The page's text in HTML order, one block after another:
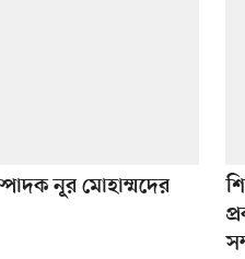
নূর মোহাম্মদের